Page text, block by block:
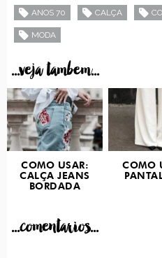
ANOS 70 CALÇA
MODA
...veja tambem...
COMO USAR:
CALÇA JEANS
BORDADA
COMO
...comentarios...